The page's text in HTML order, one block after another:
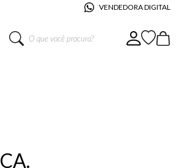
VENDEDORA DIGITAL
O que você procura?